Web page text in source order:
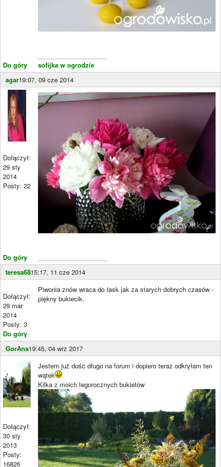
Do góry
sofijka w ogrodzie
agar19:07, 09 cze 2014
Dołączył:
29 sty
2014
Posty: 22
Do góry
teresa6815:17, 11 cze 2014
Dołączył:
29 mar
2014
Posty: 3
Do góry
Piwonia znów wraca do łask jak za starych dobrych czasów -
piękny bukiecik.
GorAna19:45, 04 wrz 2017
Dołączył:
30 sty
2013
Posty:
16826
Jestem już dość długo na forum i dopiero teraz odkryłam ten
wątek
Kilka z moich tegorocznych bukietów